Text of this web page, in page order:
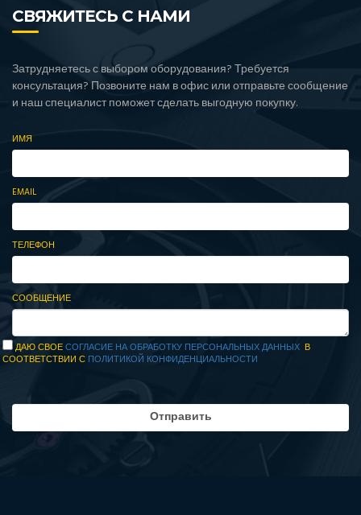
СВЯЖИТЕСЬ С НАМИ
Затрудняетесь с выбором оборудования? Требуется
консультация? Позвоните нам в офис или отправьте сообщение
и наш специалист поможет сделать выгодную покупку.
ИМЯ
EMAIL
ТЕЛЕФОН
СООБЩЕНИЕ
ДАЮ СВОЕСОГЛАСИЕ НА ОБРАБОТКУ ПЕРСОНАЛЬНЫХ ДАННЫХ В
СООТВЕТСТВИИ С ПОЛИТИКОЙ КОНФИДЕНЦИАЛЬНОСТИ